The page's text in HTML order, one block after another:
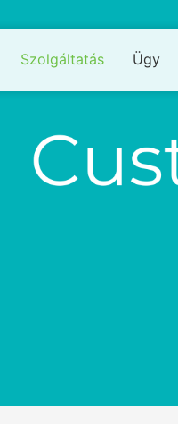
Szolgáltatás Ügy